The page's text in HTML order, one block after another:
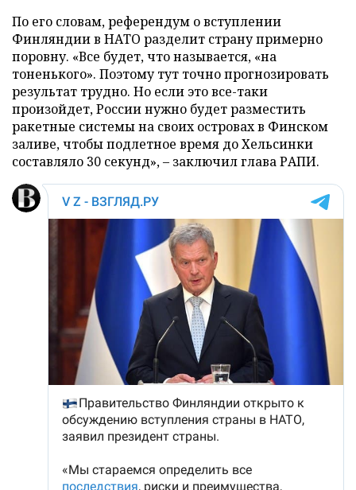
По его словам, референдум о вступлении
Финляндии в НАТО разделит страну примерно
поровну. «Все будет, что называется, «на
тоненького». Поэтому тут точно прогнозировать
результат трудно. Но если это все-таки
произойдет, России нужно будет разместить
ракетные системы на своих островах в Финском
заливе, чтобы подлетное время до Хельсинки
составляло 30 секунд», – заключил глава РАПИ.